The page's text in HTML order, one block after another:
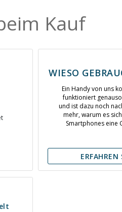
Kauf
WIESO
Ein Handy von uns
funktioniert
und ist dazu noch
mehr, warum es
Smartphones eine
ERFAHREN